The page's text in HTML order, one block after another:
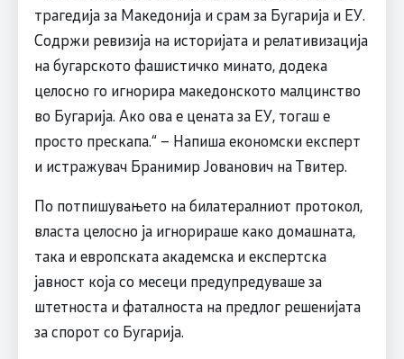
трагедија за Македонија и срам за Бугарија и ЕУ.
Содржи ревизија на историјата и релативизација
на бугарското фашистичко минато, додека
целосно го игнорира македонското малцинство
во Бугарија. Ако ова е цената за ЕУ, тогаш е
просто прескапа.“ – Напиша економски експерт
и истражувач Бранимир Јованович на Твитер.
По потпишувањето на билатералниот протокол,
власта целосно ја игнорираше како домашната,
така и европската академска и експертска
јавност која со месеци предупредуваше за
штетноста и фаталноста на предлог решенијата
за спорот со Бугарија.